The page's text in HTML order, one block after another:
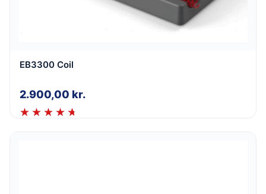
EB3300 Coil
2.900,00 kr.